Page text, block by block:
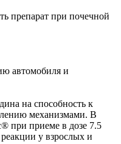
препарат при почечной
автомобиля и
на способность к
механизмами. В
при приеме в дозе 7.5
у взрослых и